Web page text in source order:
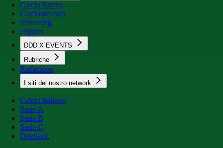
Calcio Estero
Calciomercato
Streaming
eSports
DDD X EVENTS
Rubriche
Redazione
I siti del nostro network
Calcio Italiano
Serie A
Serie B
Serie C
Dilettanti